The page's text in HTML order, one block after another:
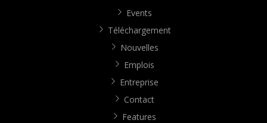
Events
Téléchargement
Nouvelles
Emplois
Entreprise
Contact
Features